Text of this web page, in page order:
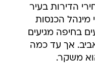
הדירות בעיר
מינהל הכנסות
בחיפה מגיעים
אביב. אך עד כמה
משקר.